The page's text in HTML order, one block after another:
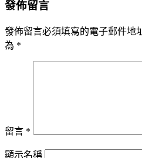
發佈留言
發佈留言必須填寫的電子郵件地
為 *
留言 *
顯示名稱